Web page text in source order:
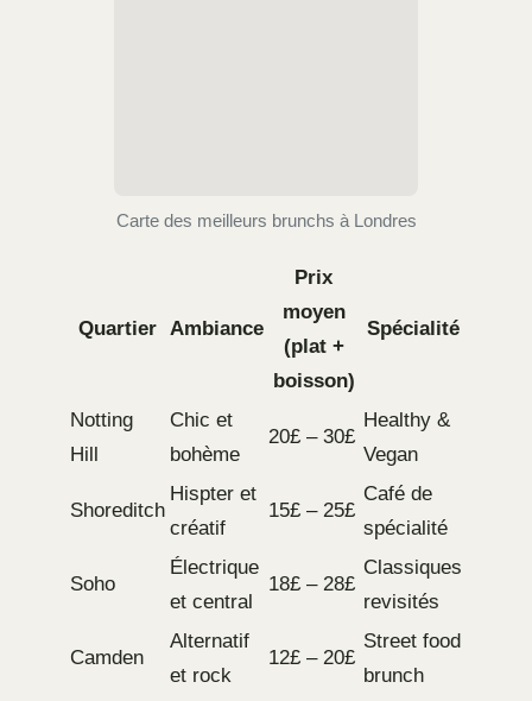
Carte des meilleurs brunchs à Londres
Quartier Ambiance
Prix
moyen
(plat +
boisson)
Spécialité
Notting
Hill
Chic et
bohème
20£ – 30£
Healthy &
Vegan
Shoreditch
Hispter et
créatif
15£ – 25£
Café de
spécialité
Soho
Électrique
et central
18£ – 28£
Classiques
revisités
Camden
Alternatif
et rock
12£ – 20£
Street food
brunch